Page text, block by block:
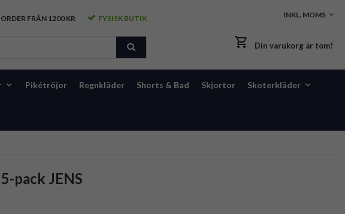
FRÅN 1200 KR FYSISK BUTIK
Din varukorg är tom!
Pikétröjor Regnkläder Shorts & Bad Skjortor Skoterkläder
pack JENS